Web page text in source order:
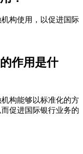
构使用，以促进国际
作用是什
构能够以标准化的方
促进国际银行业务的